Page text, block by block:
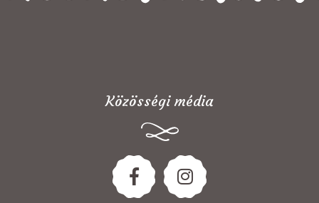
Közösségi média